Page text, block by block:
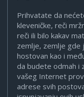
Prihvatate da
kleveničke, reči
reči ili bilo kakav
zemlje, zemlje gde
hostovan kao i
da budete odmah i
vašeg Internet
adrese svih